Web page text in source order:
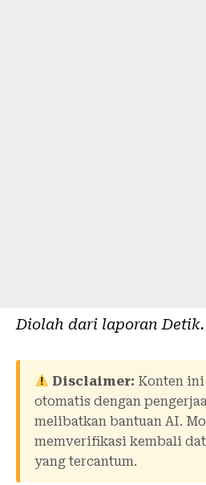
Diolah dari laporan Detik.
Disclaimer: Konten
otomatis dengan
melibatkan bantuan AI.
memverifikasi kembali
yang tercantum.